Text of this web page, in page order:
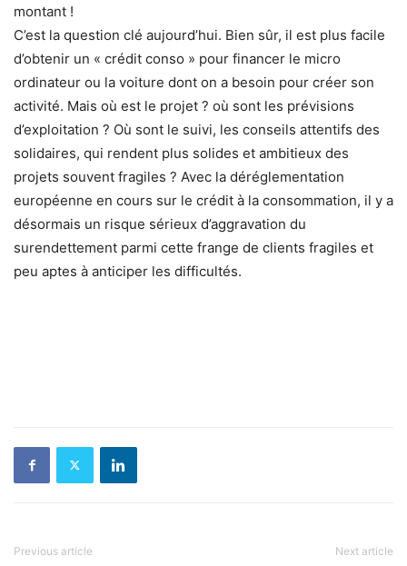
montant !
C’est la question clé aujourd’hui. Bien sûr, il est plus facile
d’obtenir un « crédit conso » pour financer le micro
ordinateur ou la voiture dont on a besoin pour créer son
activité. Mais où est le projet ? où sont les prévisions
d’exploitation ? Où sont le suivi, les conseils attentifs des
solidaires, qui rendent plus solides et ambitieux des
projets souvent fragiles ? Avec la déréglementation
européenne en cours sur le crédit à la consommation, il y a
désormais un risque sérieux d’aggravation du
surendettement parmi cette frange de clients fragiles et
peu aptes à anticiper les difficultés.
Previous article Next article